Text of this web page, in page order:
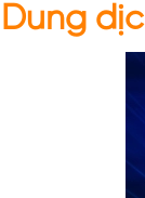
Dung